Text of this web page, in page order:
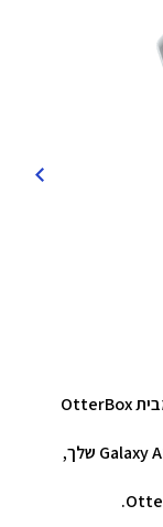
העיצוב האחיד והחזק שלו מותאם בדיוק ל-Galaxy A26 5G שלך,